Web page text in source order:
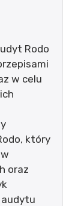
Rodo
w celu
który
oraz